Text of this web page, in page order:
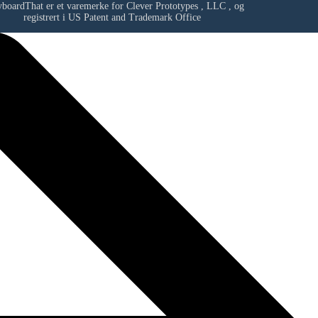
er et varemerke for Clever Prototypes , LLC, og
registrert i US Patent and Trademark Office